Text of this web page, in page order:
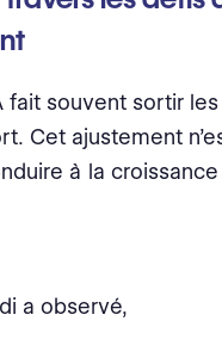
fait souvent sortir
Cet ajustement
à la
a observé,